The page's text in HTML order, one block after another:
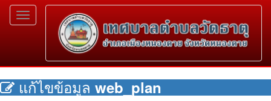
Toggle
navigation
แก้ไขข้อมูล web_plan